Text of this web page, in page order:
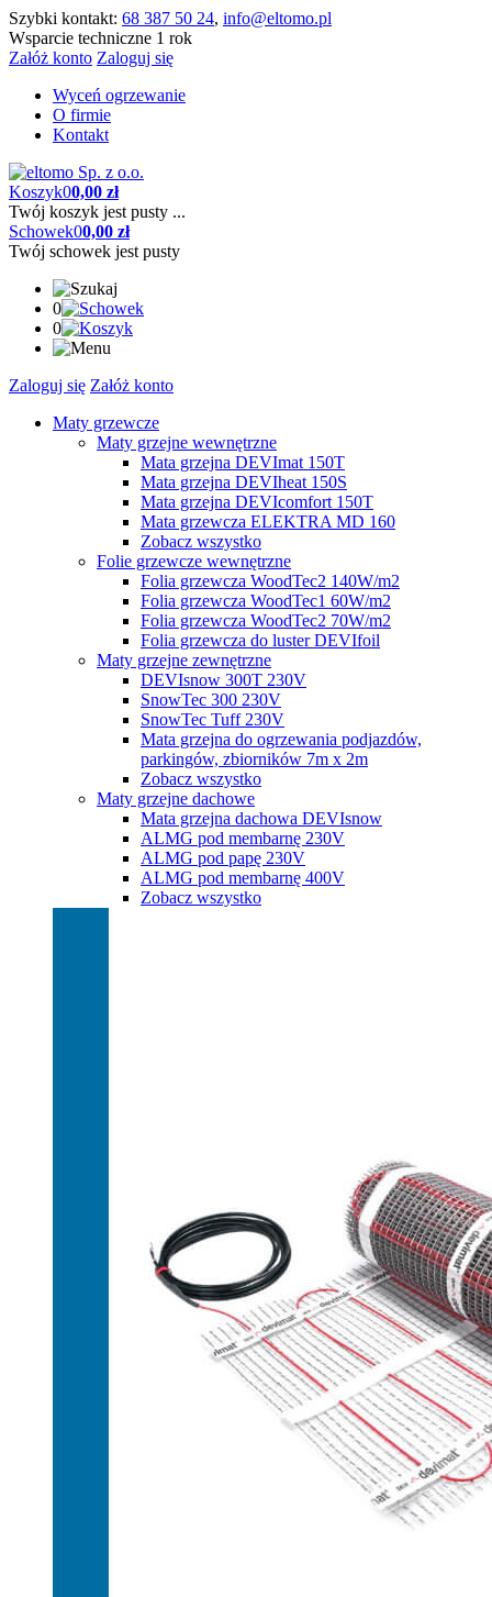
Szybki kontakt: 68 387 50 24, info@eltomo.pl
Wsparcie techniczne 1 rok
Załóż konto Zaloguj się
Wyceń ogrzewanie
O firmie
Kontakt
Koszyk00,00 zł
Twój koszyk jest pusty ...
Schowek00,00 zł
Twój schowek jest pusty
0
0
Zaloguj się Załóż konto
Maty grzewcze
Maty grzejne wewnętrzne
Mata grzejna DEVImat 150T
Mata grzejna DEVIheat 150S
Mata grzejna DEVIcomfort 150T
Mata grzewcza ELEKTRA MD 160
Zobacz wszystko
Folie grzewcze wewnętrzne
Folia grzewcza WoodTec2 140W/m2
Folia grzewcza WoodTec1 60W/m2
Folia grzewcza WoodTec2 70W/m2
Folia grzewcza do luster DEVIfoil
Maty grzejne zewnętrzne
DEVIsnow 300T 230V
SnowTec 300 230V
SnowTec Tuff 230V
Mata grzejna do ogrzewania podjazdów,
parkingów, zbiorników 7m x 2m
Zobacz wszystko
Maty grzejne dachowe
Mata grzejna dachowa DEVIsnow
ALMG pod membarnę 230V
ALMG pod papę 230V
ALMG pod membarnę 400V
Zobacz wszystko